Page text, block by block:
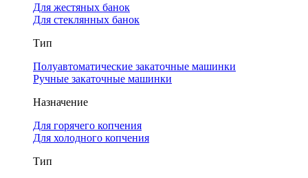
Для жестяных банок
Для стеклянных банок
Тип
Полуавтоматические закаточные машинки
Ручные закаточные машинки
Назначение
Для горячего копчения
Для холодного копчения
Тип